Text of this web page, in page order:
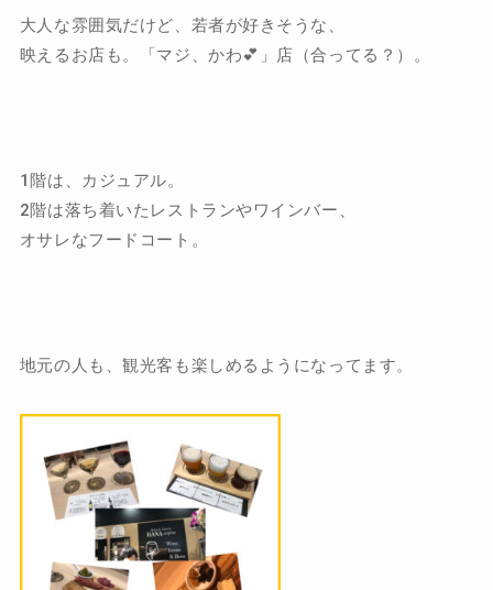
大人な雰囲気だけど、若者が好きそうな、
映えるお店も。「マジ、かわ💕」店（合ってる？）。
1階は、カジュアル。
2階は落ち着いたレストランやワインバー、
オサレなフードコート。
地元の人も、観光客も楽しめるようになってます。